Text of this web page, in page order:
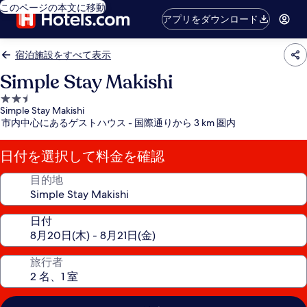
このページの本文に移動
アプリをダウンロード
宿泊施設をすべて表示
Simple Stay Makishi
2.5
つ
星
宿
泊
施
Simple Stay Makishi
市内中心にあるゲストハウス - 国際通りから 3 km 圏内
日付を選択して料金を確認
目的地
日付
旅行者